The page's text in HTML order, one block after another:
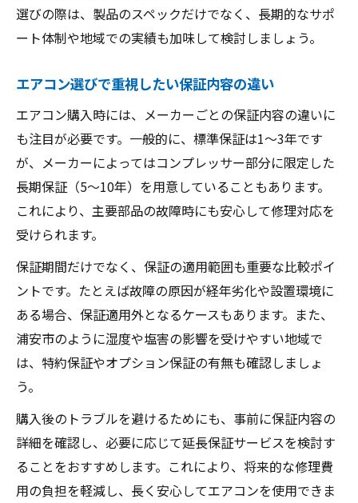
選びの際は、製品のスペックだけでなく、長期的なサポ
ート体制や地域での実績も加味して検討しましょう。
エアコン選びで重視したい保証内容の違い
エアコン購入時には、メーカーごとの保証内容の違いに
も注目が必要です。一般的に、標準保証は1～3年です
が、メーカーによってはコンプレッサー部分に限定した
長期保証（5～10年）を用意していることもあります。
これにより、主要部品の故障時にも安心して修理対応を
受けられます。
保証期間だけでなく、保証の適用範囲も重要な比較ポイ
ントです。たとえば故障の原因が経年劣化や設置環境に
ある場合、保証適用外となるケースもあります。また、
浦安市のように湿度や塩害の影響を受けやすい地域で
は、特約保証やオプション保証の有無も確認しましょ
う。
購入後のトラブルを避けるためにも、事前に保証内容の
詳細を確認し、必要に応じて延長保証サービスを検討す
ることをおすすめします。これにより、将来的な修理費
用の負担を軽減し、長く安心してエアコンを使用できま